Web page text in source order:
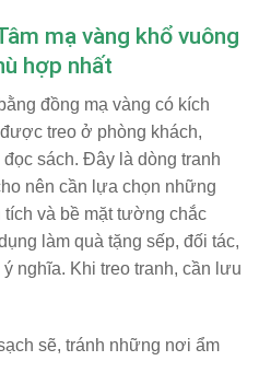
mạ vàng khổ vuông
hợp nhất
đồng mạ vàng có kích
treo ở phòng khách,
sách. Đây là dòng tranh
nên cần lựa chọn những
tích và bề mặt tường chắc
làm quà tặng sếp, đối tác,
nghĩa. Khi treo tranh, cần lưu
sẽ, tránh những nơi ẩm